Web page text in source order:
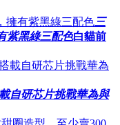
三
紫黑綠三配色白貓前
自研芯片挑戰華為與